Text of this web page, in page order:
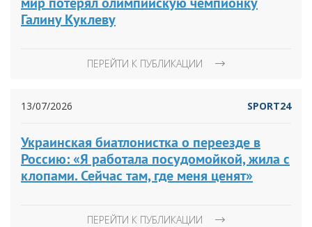
Галину Куклеву
ПЕРЕЙТИ К ПУБЛИКАЦИИ
13/07/2026 SPORT24
Украинская биатлонистка о переезде в
Россию: «Я работала посудомойкой, жила с
клопами. Сейчас там, где меня ценят»
ПЕРЕЙТИ К ПУБЛИКАЦИИ